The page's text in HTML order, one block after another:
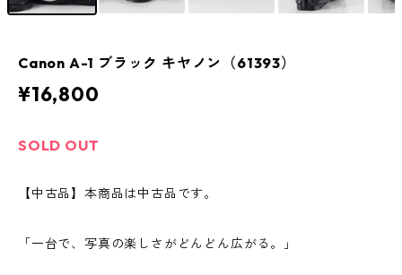
Canon A-1 ブラック キヤノン（61393）
¥16,800
SOLD OUT
【中古品】本商品は中古品です。
「一台で、写真の楽しさがどんどん広がる。」